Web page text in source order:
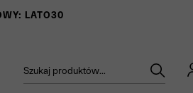
LATO30
Szukaj produktów...